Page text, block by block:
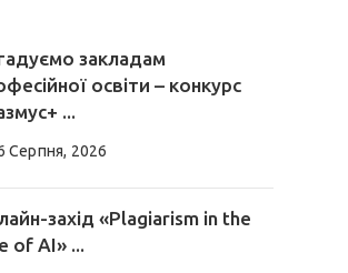
закладам
освіти – конкурс
...
Серпня, 2026
захід «Plagiarism in the
of AI» ...